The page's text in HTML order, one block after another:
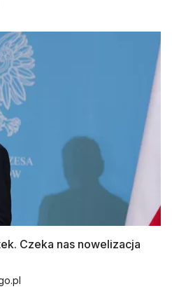
Czeka nas nowelizacja